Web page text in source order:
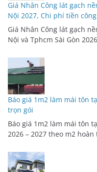
Giá Nhân Công lát gạch
Nội 2027, Chi phí tiền
Giá Nhân Công lát gạch
Nội và Tphcm Sài Gòn
Báo giá 1m2 làm mái tôn
trọn gói
Báo giá 1m2 làm mái tôn
2026 – 2027 theo m2